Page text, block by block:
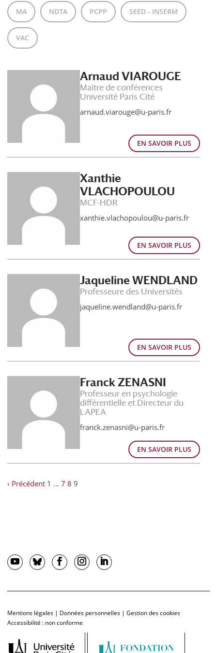
MA NDTA PCPP SEED - INSERM
VAC
Arnaud VIAROUGE
Maître de conférences
Université Paris Cité
arnaud.viarouge@u-paris.fr
EN SAVOIR PLUS
Xanthie
VLACHOPOULOU
MCF-HDR
xanthie.vlachopoulou@u-paris.fr
EN SAVOIR PLUS
Jaqueline WENDLAND
Professeure des Universités
jaqueline.wendland@u-paris.fr
EN SAVOIR PLUS
Franck ZENASNI
Professeur en psychologie
différentielle et Directeur du
LAPEA
franck.zenasni@u-paris.fr
EN SAVOIR PLUS
‹ Précédent 1 … 7 8 9
Mentions légales | Données personnelles | Gestion des cookies
Accessibilité : non conforme